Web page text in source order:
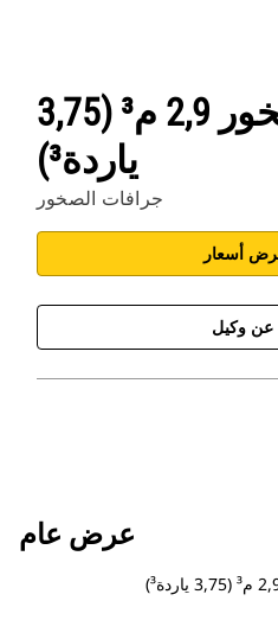
جرافة الصخور 2,9 م³ (3,75
ياردة³)
جرافات الصخور
أسعار
عن وكيل
عرض عام